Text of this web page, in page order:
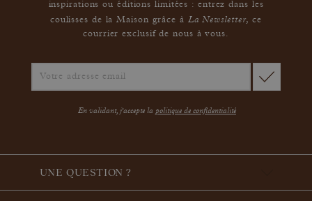
inspirations ou éditions limitées : entrez dans les
coulisses de la Maison grâce à La Newsletter,ce
courrier exclusif de nous à vous.
En validant, j'accepte la politique de confidentialité
UNE QUESTION ?